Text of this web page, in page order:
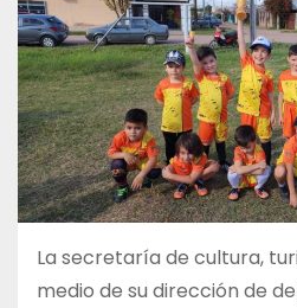
La secretaría de cultura,
medio de su dirección de